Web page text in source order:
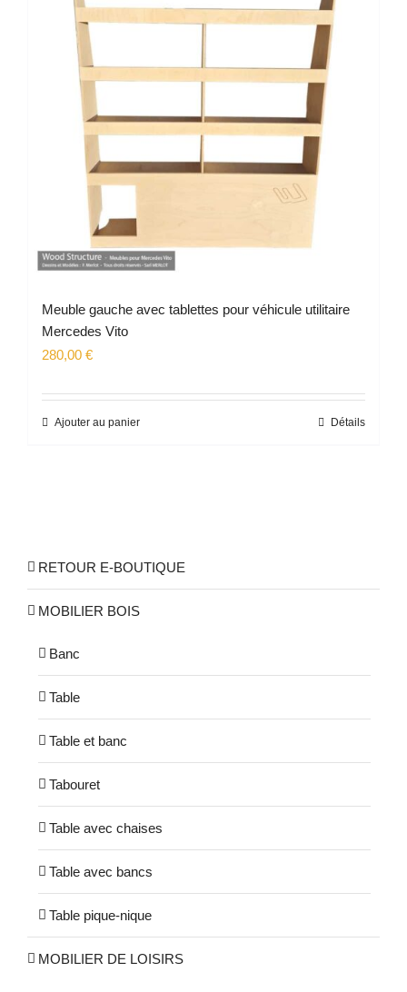
Meuble gauche avec tablettes pour véhicule utilitaire
Mercedes Vito
280,00 €
Ajouter au panier Détails
RETOUR E-BOUTIQUE
MOBILIER BOIS
Banc
Table
Table et banc
Tabouret
Table avec chaises
Table avec bancs
Table pique-nique
MOBILIER DE LOISIRS